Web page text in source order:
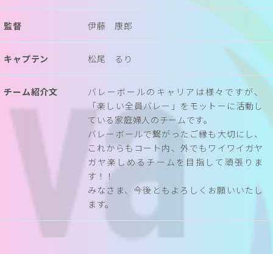
監督 伊藤 康郎
キャプテン 松尾 るり
チーム紹介文
バレーボールのキャリアは様々ですが、
「楽しい全員バレー」をモットーに活動し
ている家庭婦人のチームです。
バレーボールで繋がったご縁も大切にし、
これからもコート内、外でもワイワイガヤ
ガヤ楽しめるチームを目指して頑張りま
す！！
みなさま、今後ともよろしくお願いいたし
ます。